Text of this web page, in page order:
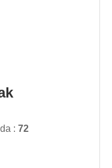
: 72